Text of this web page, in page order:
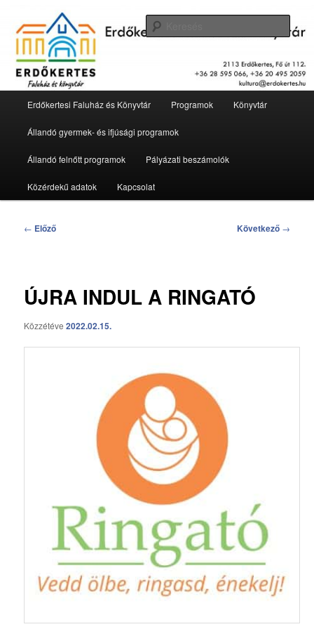
elsődleges
tartalomraErdőkertesi Faluház és Könyvtár
Erdőkertesi Faluház és Könyvtár Programok Könyvtár
Állandó gyermek- és ifjúsági programok
Állandó felnőtt programok Pályázati beszámolók
Közérdekű adatok Kapcsolat
Bejegyzés
← Előző Következő →
ÚJRA INDUL A RINGATÓ
Közzétéve2022.02.15.